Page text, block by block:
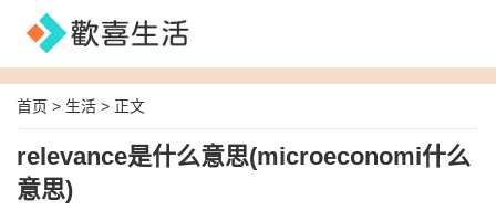
首页 > 生活 > 正文
relevance是什么意思(microeconomi什么
意思)